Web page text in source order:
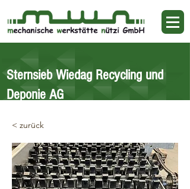
Sternsieb Wiedag Recycling und
Deponie AG
< zurück